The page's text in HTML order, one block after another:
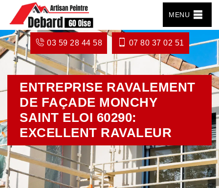
MENU
03 59 28 44 58 07 80 37 02 51
ENTREPRISE RAVALEMENT
DE FAÇADE MONCHY
SAINT ELOI 60290:
EXCELLENT RAVALEUR